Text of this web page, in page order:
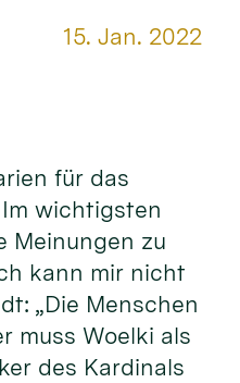
Datum:
15. Jan. 2022
für das
wichtigsten
Meinungen zu
kann mir nicht
„Die Menschen
muss Woelki als
des Kardinals